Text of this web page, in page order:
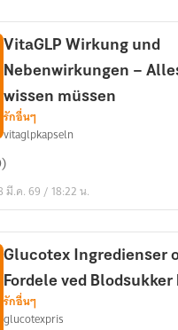
VitaGLP Wirkung und
Nebenwirkungen –
wissen müssen
รักอื่นๆ
vitaglpkapseln
มี.ค. 69 / 18:22 น.
Glucotex Ingredienser
Fordele ved
รักอื่นๆ
glucotexpris